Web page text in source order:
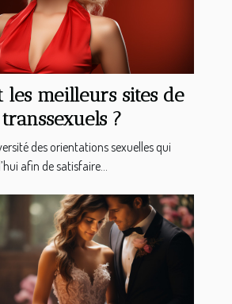
les meilleurs sites de
?
des orientations sexuelles qui
afin de satisfaire...